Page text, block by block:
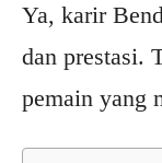
Ya, karir
dan prestasi.
pemain